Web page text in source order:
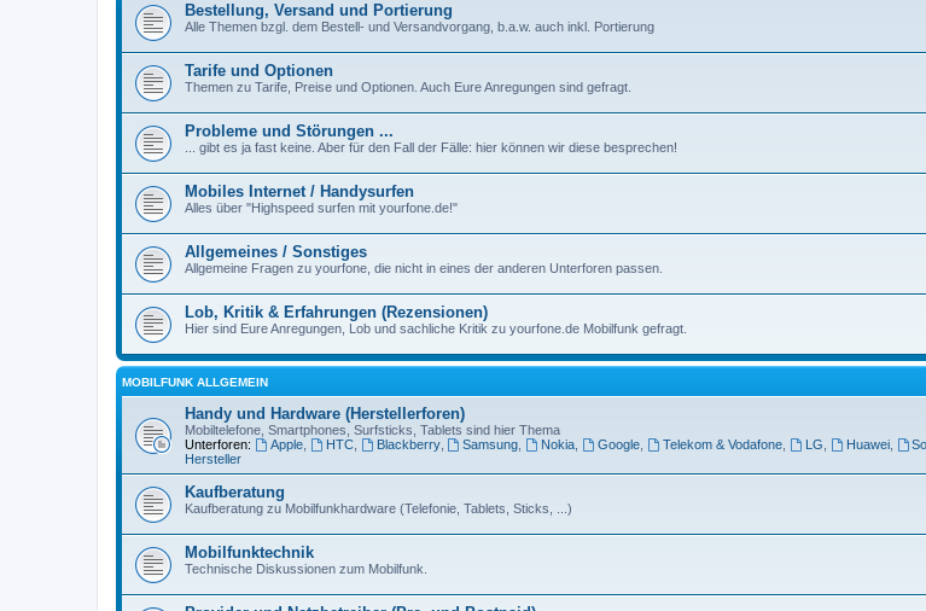
Bestellung, Versand und Portierung
Alle Themen bzgl. dem Bestell- und Versandvorgang, b.a.w. auch inkl. Portierung
Tarife und Optionen
Themen zu Tarife, Preise und Optionen. Auch Eure Anregungen sind gefragt.
Probleme und Störungen ...
... gibt es ja fast keine. Aber für den Fall der Fälle: hier können wir diese besprechen!
Mobiles Internet / Handysurfen
Alles über "Highspeed surfen mit yourfone.de!"
Allgemeines / Sonstiges
Allgemeine Fragen zu yourfone, die nicht in eines der anderen Unterforen passen.
Lob, Kritik & Erfahrungen (Rezensionen)
Hier sind Eure Anregungen, Lob und sachliche Kritik zu yourfone.de Mobilfunk gefragt.
MOBILFUNK ALLGEMEIN
Handy und Hardware (Herstellerforen)
Mobiltelefone, Smartphones, Surfsticks, Tablets sind hier Thema
Unterforen:
Apple, HTC, Blackberry, Samsung Nokia Google Telekom & Vodafone, LG Huawei,
Hersteller
Kaufberatung
Kaufberatung zu Mobilfunkhardware (Telefonie, Tablets, Sticks, ...)
Mobilfunktechnik
Technische Diskussionen zum Mobilfunk.